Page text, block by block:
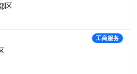
区
工商服务